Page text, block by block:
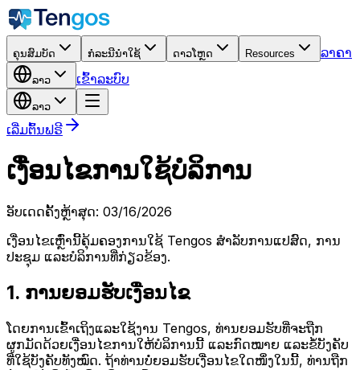
ຄຸນສົມບັດ ກໍລະນີນຳໃຊ້ ດາວໂຫຼດ Resources ລາຄາ
ລາວ ເຂົ້າລະບົບ
ລາວ
ເລີ່ມຕົ້ນຟຣີ
ເງື່ອນໄຂການໃຊ້ບໍລິການ
ອັບເດດຄັ້ງຫຼ້າສຸດ: 03/16/2026
ເງື່ອນໄຂເຫຼົ່ານີ້ຄຸ້ມຄອງການໃຊ້ Tengos ສຳລັບການແປສົດ, ການ
ປະຊຸມ ແລະບໍລິການທີ່ກ່ຽວຂ້ອງ.
1. ການຍອມຮັບເງື່ອນໄຂ
ໂດຍການເຂົ້າເຖິງແລະໃຊ້ງານ Tengos, ທ່ານຍອມຮັບທີ່ຈະຖືກ
ຜູກມັດດ້ວຍເງື່ອນໄຂການໃຫ້ບໍລິການນີ້ ແລະກົດໝາຍ ແລະຂໍ້ບັງຄັບ
ທີ່ໃຊ້ບັງຄັບທັງໝົດ. ຖ້າທ່ານບໍ່ຍອມຮັບເງື່ອນໄຂໃດໜຶ່ງໃນນີ້, ທ່ານຖືກ